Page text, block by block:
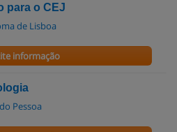
para o CEJ
de Lisboa
informação
Pessoa